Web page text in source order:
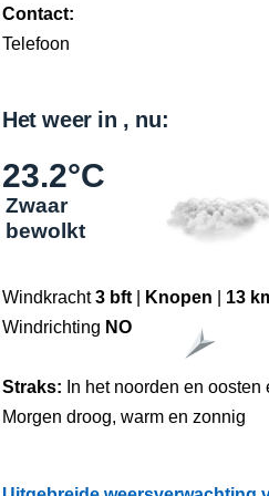
Contact:
Telefoon
Het weer in , nu:
23.2°C
Zwaar
bewolkt
Windkracht3 bft Knopen
13
Windrichting NO
Straks: In het noorden en oosten
Morgen droog, warm en zonnig